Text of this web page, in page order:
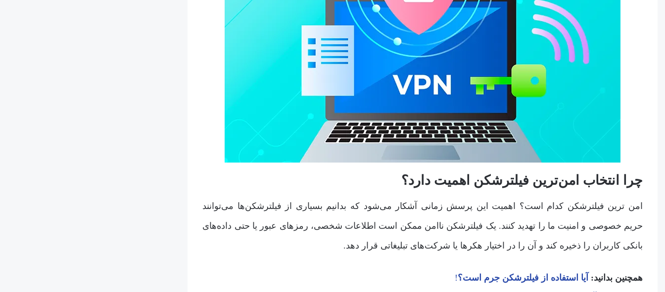
چرا انتخاب امن‌ترین فیلترشکن اهمیت دارد؟
امن ترین فیلترشکن کدام است؟ اهمیت این پرسش زمانی آشکار می‌شود که بدانیم بسیاری از فیلترشکن‌ها می‌توانند
حریم خصوصی و امنیت ما را تهدید کنند. یک فیلترشکن ناامن ممکن است اطلاعات شخصی، رمزهای عبور یا حتی داده‌های
بانکی کاربران را ذخیره کند و آن را در اختیار هکرها یا شرکت‌های تبلیغاتی قرار دهد.
همچنین بدانید: آیا استفاده از فیلترشکن جرم است؟!